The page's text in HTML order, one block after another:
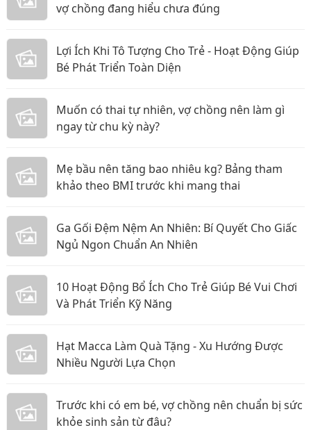
vợ chồng đang hiểu chưa đúng
Lợi Ích Khi Tô Tượng Cho Trẻ - Hoạt Động Giúp
Bé Phát Triển Toàn Diện
Muốn có thai tự nhiên, vợ chồng nên làm gì
ngay từ chu kỳ này?
Mẹ bầu nên tăng bao nhiêu kg? Bảng tham
khảo theo BMI trước khi mang thai
Ga Gối Đệm Nệm An Nhiên: Bí Quyết Cho Giấc
Ngủ Ngon Chuẩn An Nhiên
10 Hoạt Động Bổ Ích Cho Trẻ Giúp Bé Vui Chơi
Và Phát Triển Kỹ Năng
Hạt Macca Làm Quà Tặng - Xu Hướng Được
Nhiều Người Lựa Chọn
Trước khi có em bé, vợ chồng nên chuẩn bị sức
khỏe sinh sản từ đâu?